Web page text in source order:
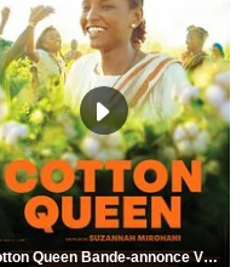
Cotton Queen Bande-annonce VO STFR